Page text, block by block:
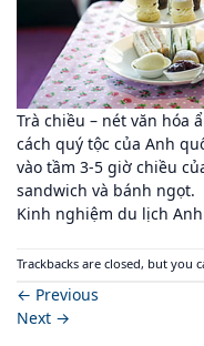
Trà chiều – nét văn hóa
cách quý tộc của Anh
vào tầm 3-5 giờ chiều
sandwich và bánh ngọt.
Kinh nghiệm du lịch
Trackbacks are closed, but you
← Previous
Next →